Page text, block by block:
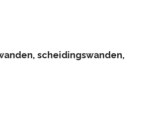
scheidingswanden,